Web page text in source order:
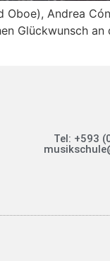
Andrea
Glückwunsch an
Tel: +593